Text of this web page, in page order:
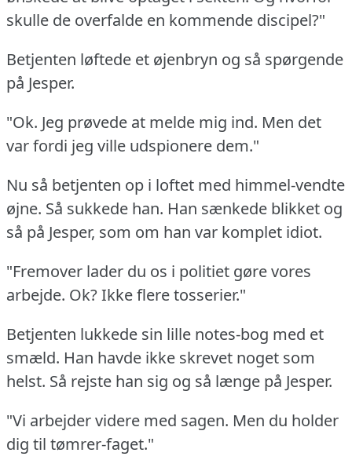
skulle de overfalde en kommende discipel?"
Betjenten løftede et øjenbryn og så spørgende
på Jesper.
"Ok. Jeg prøvede at melde mig ind. Men det
var fordi jeg ville udspionere dem."
Nu så betjenten op i loftet med himmel-vendte
øjne. Så sukkede han. Han sænkede blikket og
så på Jesper, som om han var komplet idiot.
"Fremover lader du os i politiet gøre vores
arbejde. Ok?Ikke flere tosserier."
Betjenten lukkede sin lille notes-bog med et
smæld. Han havde ikke skrevet noget som
helst. Så rejste han sig og så længe på Jesper.
"Vi arbejder videre med sagen. Men du holder
dig til tømrer-faget."